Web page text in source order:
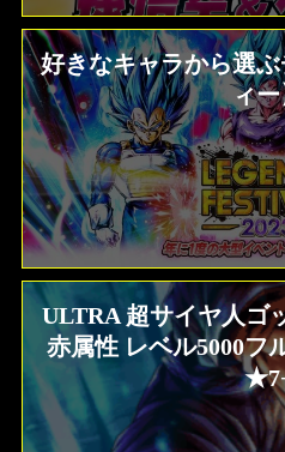
好きなキャラから選ぶチーム編成【パーテ
ィー
ULTRA 超サイヤ人ゴッドSSベジット RED
赤属性 レベル5000フ